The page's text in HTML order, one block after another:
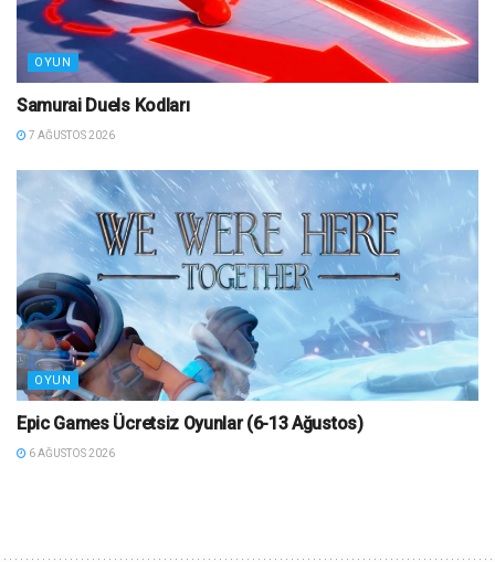
OYUN
Samurai Duels Kodları
7 AĞUSTOS 2026
OYUN
Epic Games Ücretsiz Oyunlar (6-13 Ağustos)
6 AĞUSTOS 2026